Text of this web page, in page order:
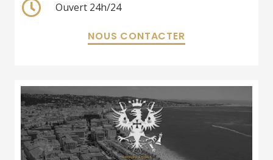
Ouvert 24h/24
NOUS CONTACTER